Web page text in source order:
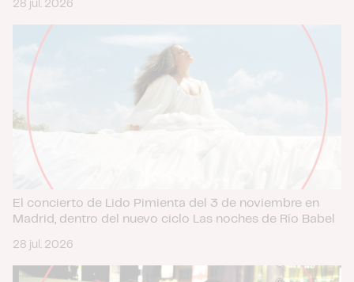
28 jul. 2026
El concierto de Lido Pimienta del 3 de noviembre en
Madrid, dentro del nuevo ciclo Las noches de Río Babel
28 jul. 2026